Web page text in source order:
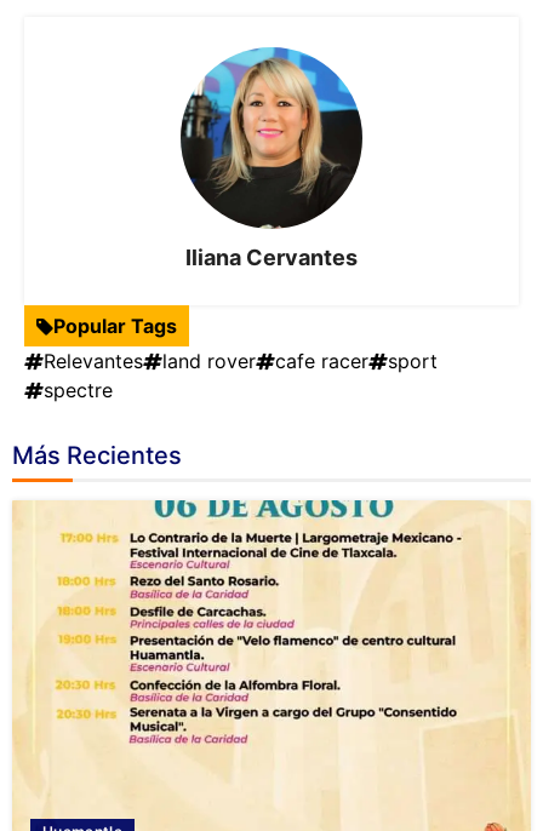
Iliana Cervantes
Popular Tags
Relevantes
land rover cafe racer
sport
spectre
Más Recientes